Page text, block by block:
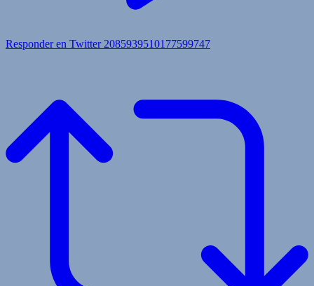
Responder en Twitter 2085939510177599747